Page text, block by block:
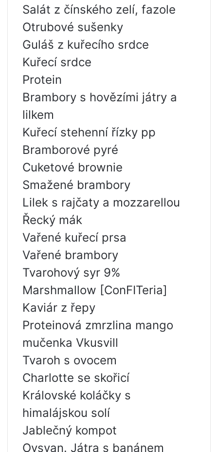
Salát z čínského zelí, fazole
Otrubové sušenky
Guláš z kuřecího srdce
Kuřecí srdce
Protein
Brambory s hovězími játry a
lilkem
Kuřecí stehenní řízky pp
Bramborové pyré
Cuketové brownie
Smažené brambory
Lilek s rajčaty a mozzarellou
Řecký mák
Vařené kuřecí prsa
Vařené brambory
Tvarohový syr 9%
Marshmallow [ConFITeria]
Kaviár z řepy
Proteinová zmrzlina mango
mučenka Vkusvill
Tvaroh s ovocem
Charlotte se skořicí
Královské koláčky s
himalájskou solí
Jablečný kompot
Ovsyan. Játra s banánem